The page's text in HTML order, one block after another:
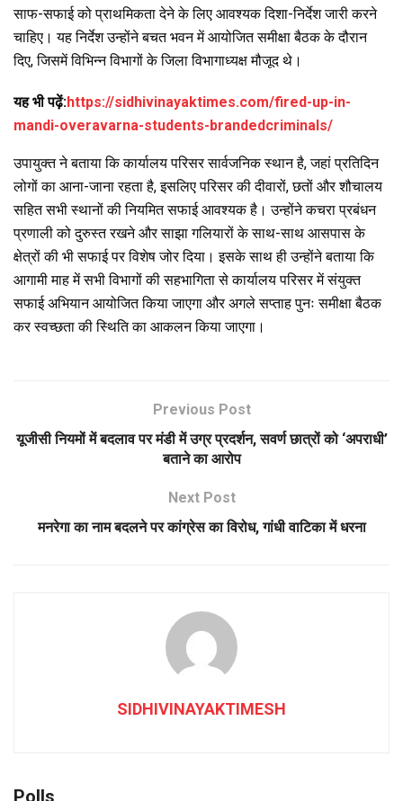
o
k
p
p
m
साफ-सफाई को प्राथमिकता देने के लिए आवश्यक दिशा-निर्देश जारी करने
चाहिए। यह निर्देश उन्होंने बचत भवन में आयोजित समीक्षा बैठक के दौरान
दिए, जिसमें विभिन्न विभागों के जिला विभागाध्यक्ष मौजूद थे।
यह भी पढ़ें:https://sidhivinayaktimes.com/fired-up-in-
mandi-overavarna-students-brandedcriminals/
उपायुक्त ने बताया कि कार्यालय परिसर सार्वजनिक स्थान है, जहां प्रतिदिन
लोगों का आना-जाना रहता है, इसलिए परिसर की दीवारों, छतों और शौचालय
सहित सभी स्थानों की नियमित सफाई आवश्यक है। उन्होंने कचरा प्रबंधन
प्रणाली को दुरुस्त रखने और साझा गलियारों के साथ-साथ आसपास के
क्षेत्रों की भी सफाई पर विशेष जोर दिया। इसके साथ ही उन्होंने बताया कि
आगामी माह में सभी विभागों की सहभागिता से कार्यालय परिसर में संयुक्त
सफाई अभियान आयोजित किया जाएगा और अगले सप्ताह पुनः समीक्षा बैठक
कर स्वच्छता की स्थिति का आकलन किया जाएगा।
Previous Post
यूजीसी नियमों में बदलाव पर मंडी में उग्र प्रदर्शन, सवर्ण छात्रों को ‘अपराधी’
बताने का आरोप
Next Post
मनरेगा का नाम बदलने पर कांग्रेस का विरोध, गांधी वाटिका में धरना
SIDHIVINAYAKTIMESH
Polls